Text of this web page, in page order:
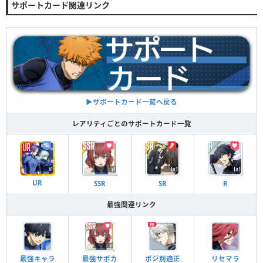
サポートカード関連リンク
▶︎サポートカード一覧へ戻る
レアリティごとのサポートカード一覧
UR SSR SR R
最強関連リンク
最強キャラ 最強サポカ ポジ別適正 リセマラ